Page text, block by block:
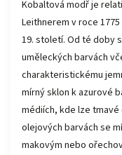
Kobaltová modř je
Leithnerem v roce
19. století. Od té doby
uměleckých barvách
charakteristickému
mírný sklon k azurové
médiích, kde lze
olejových barvách se
makovým nebo